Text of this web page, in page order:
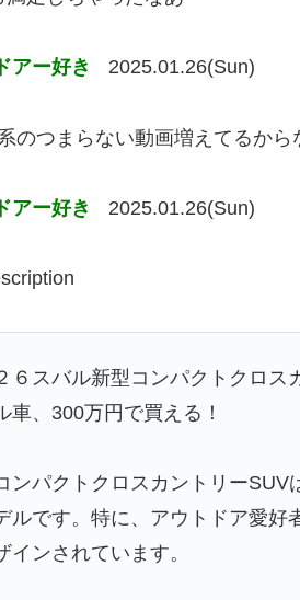
アー好き 2025.01.26(Sun)
のつまらない動画増えてるから
アー好き 2025.01.26(Sun)
６スバル新型コンパクトクロ
車、300万円で買える！
ンパクトクロスカントリーSUV
ルです。特に、アウトドア愛好
インされています。